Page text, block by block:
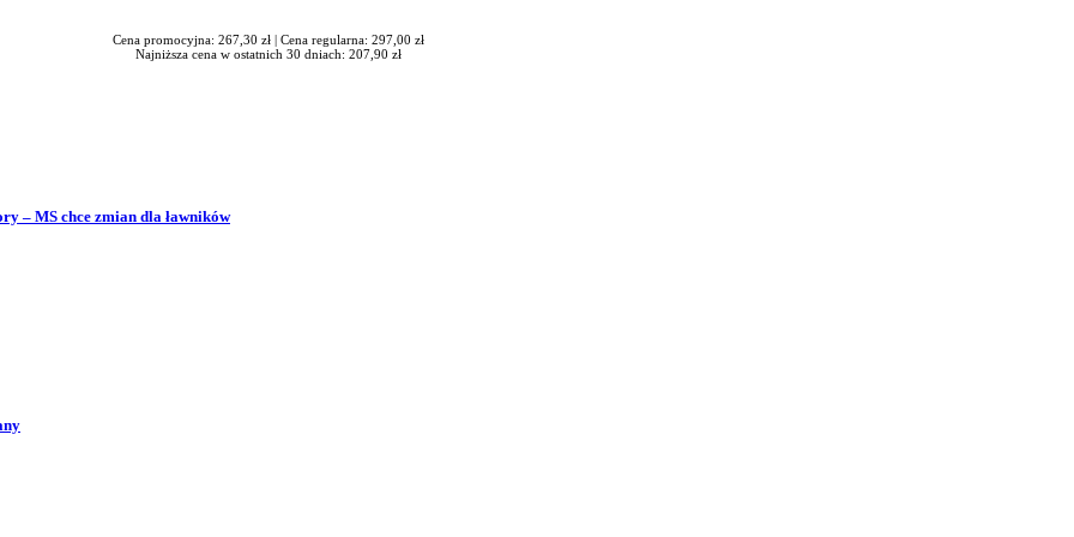
Cena promocyjna: 267,30 zł | Cena regularna: 297,00 zł
Najniższa cena w ostatnich 30 dniach: 207,90 zł
– MS chce zmian dla ławników